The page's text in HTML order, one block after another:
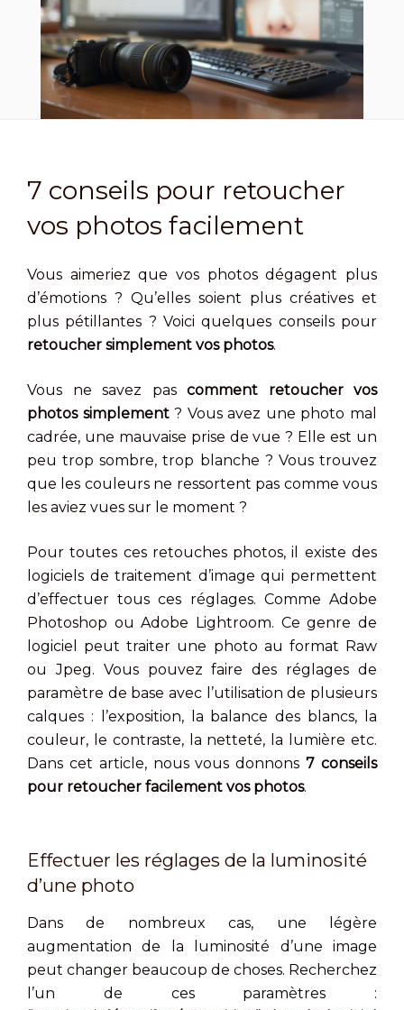
7 conseils pour retoucher
vos photos facilement
Vous aimeriez que vos photos dégagent plus
d’émotions ? Qu’elles soient plus créatives et
plus pétillantes ? Voici quelques conseils pour
retoucher simplement vos photos.
Vous ne savez pas comment retoucher vos
photos simplement? Vous avez une photo mal
cadrée, une mauvaise prise de vue ? Elle est un
peu trop sombre, trop blanche ? Vous trouvez
que les couleurs ne ressortent pas comme vous
les aviez vues sur le moment ?
Pour toutes ces retouches photos, il existe des
logiciels de traitement d’image qui permettent
d’effectuer tous ces réglages. Comme Adobe
Photoshop ou Adobe Lightroom. Ce genre de
logiciel peut traiter une photo au format Raw
ou Jpeg. Vous pouvez faire des réglages de
paramètre de base avec l’utilisation de plusieurs
calques : l’exposition, la balance des blancs, la
couleur, le contraste, la netteté, la lumière etc.
Dans cet article, nous vous donnons7 conseils
pour retoucher facilement vos photos.
Effectuer les réglages de la luminosité
d’une photo
Dans de nombreux cas, une légère
augmentation de la luminosité d’une image
peut changer beaucoup de choses. Recherchez
l’un de ces paramètres :